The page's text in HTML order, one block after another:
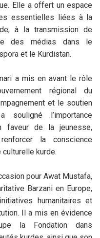
Elle a offert un espace
essentielles liées à la
à la transmission de
des médias dans le
et le Kurdistan.
a mis en avant le rôle
régional du
et le soutien
l’importance
faveur de la jeunesse,
la conscience
culturelle kurde.
pour Awat Mustafa,
Barzani en Europe,
humanitaires et
Il a mis en évidence
la Fondation dans